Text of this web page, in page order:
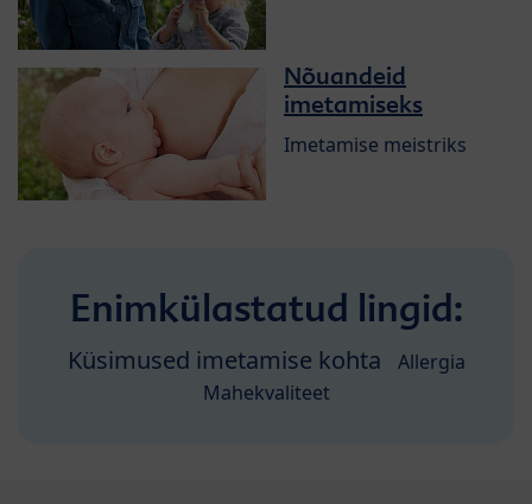
Nõuandeid
imetamiseks
Imetamise meistriks
Enimkülastatud lingid:
Küsimused imetamise kohta
Аllergia
Mahekvaliteet